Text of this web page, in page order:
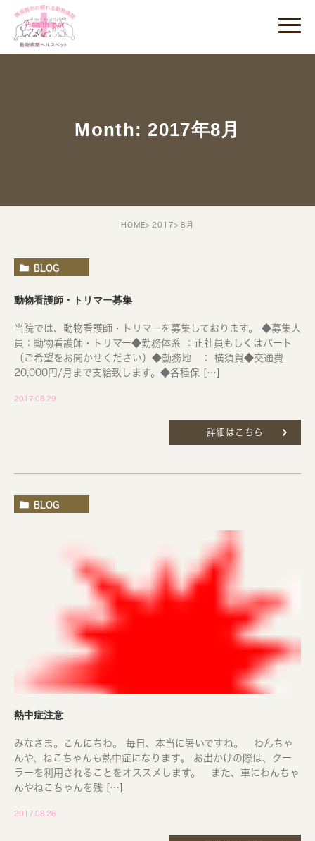
Month: 2017年8月
HOME 2017 8月
BLOG
動物看護師・トリマー募集
当院では、動物看護師・トリマーを募集しております。 ◆募集人
員：動物看護師・トリマー◆勤務体系 ：正社員もしくはパート
（ご希望をお聞かせください）◆勤務地 ： 横須賀◆交通費
20,000円/月まで支給致します。◆各種保 […]
2017.08.29
詳細はこちら
BLOG
熱中症注意
みなさま。こんにちわ。 毎日、本当に暑いですね。 わんちゃ
んや、ねこちゃんも熱中症になります。 お出かけの際は、クー
ラーを利用されることをオススメします。 また、車にわんちゃ
んやねこちゃんを残 […]
2017.08.26